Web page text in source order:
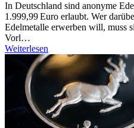
In Deutschland sind anonyme
1.999,99 Euro erlaubt. Wer
Edelmetalle erwerben will, muss
Vorl…
Weiterlesen